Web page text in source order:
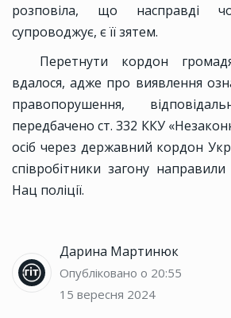
розповіла, що насправді
супроводжує, є її зятем.
Перетнути кордон
вдалося, адже про виявлення
правопорушення,
передбачено ст. 332 ККУ
осіб через державний кордон
співробітники загону
Нац поліції.
Дарина Мартинюк
Опубліковано о 20:55
15 вересня 2024